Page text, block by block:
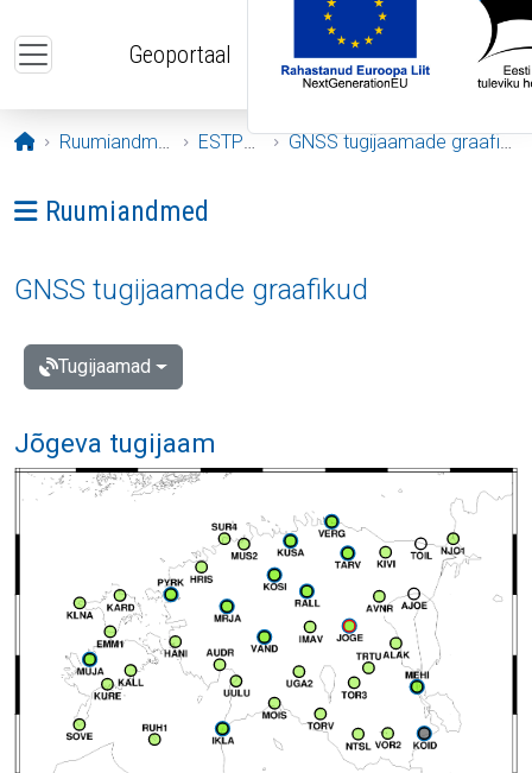
Geoportaal
Avaleht
Ruumiandmed ESTPOS GNSS tugijaamade graafikud
Ava menüü: Ruumiandmed
Ruumiandmed
GNSS tugijaamade graafikud
Tugijaamad
Jõgeva tugijaam